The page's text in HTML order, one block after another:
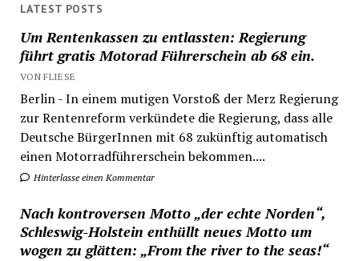
LATEST POSTS
Um Rentenkassen zu entlassten: Regierung
führt gratis Motorad Führerschein ab 68 ein.
VON FLIESE
Berlin - In einem mutigen Vorstoß der Merz Regierung
zur Rentenreform verkündete die Regierung, dass alle
Deutsche BürgerInnen mit 68 zukünftig automatisch
einen Motorradführerschein bekommen....
Hinterlasse einen Kommentar
Nach kontroversen Motto „der echte Norden“,
Schleswig-Holstein enthüllt neues Motto um
wogen zu glätten: „From the river to the seas!“